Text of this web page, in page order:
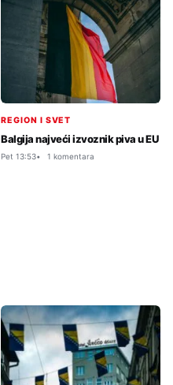
REGION I SVET
Balgija najveći izvoznik piva u EU
Pet 13:53 1 komentara